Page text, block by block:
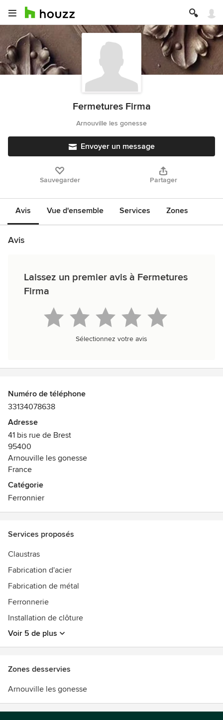
Fermetures Firma
Arnouville les gonesse
Envoyer un message
Sauvegarder Partager
Avis Vue d'ensemble Services Zones
Avis
Laissez un premier avis à Fermetures
Firma
Sélectionnez votre avis
Numéro de téléphone
33134078638
Adresse
41 bis rue de Brest
95400
Arnouville les gonesse
France
Catégorie
Ferronnier
Services proposés
Claustras
Fabrication d'acier
Fabrication de métal
Ferronnerie
Installation de clôture
Voir 5 de plus
Zones desservies
Arnouville les gonesse